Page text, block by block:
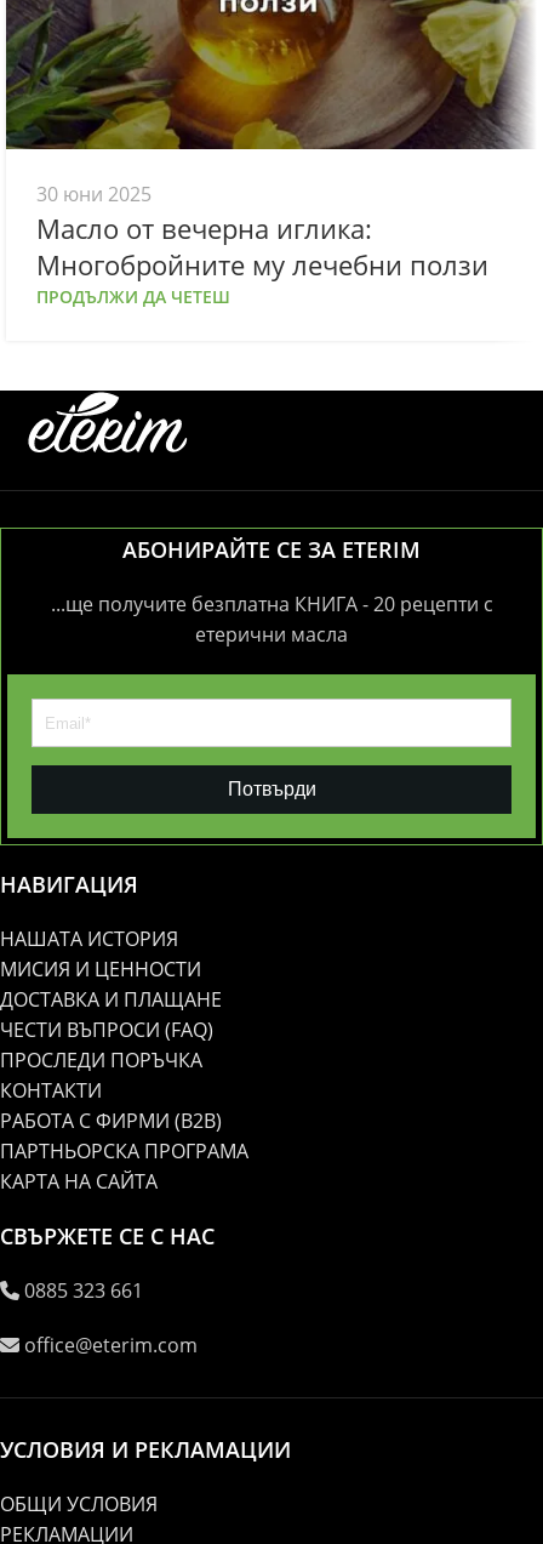
30 юни 2025
Масло от вечерна иглика:
Многобройните му лечебни ползи
ПРОДЪЛЖИ ДА ЧЕТЕШ
АБОНИРАЙТЕ СЕ ЗА ETERIM
...ще получите безплатна КНИГА - 20 рецепти с
етерични масла
Потвърди
НАВИГАЦИЯ
НАШАТА ИСТОРИЯ
МИСИЯ И ЦЕННОСТИ
ДОСТАВКА И ПЛАЩАНЕ
ЧЕСТИ ВЪПРОСИ (FAQ)
ПРОСЛЕДИ ПОРЪЧКА
КОНТАКТИ
РАБОТА С ФИРМИ (B2B)
ПАРТНЬОРСКА ПРОГРАМА
КАРТА НА САЙТА
СВЪРЖЕТЕ СЕ С НАС
0885 323 661
office@eterim.com
УСЛОВИЯ И РЕКЛАМАЦИИ
ОБЩИ УСЛОВИЯ
РЕКЛАМАЦИИ